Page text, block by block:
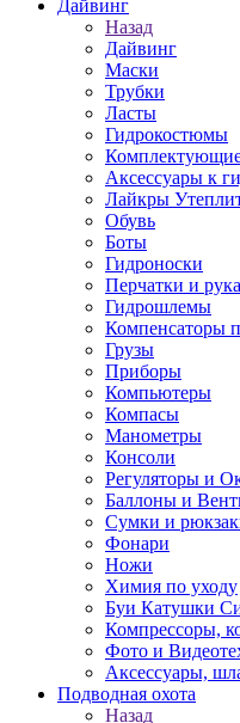
Дайвинг
Назад
Дайвинг
Маски
Трубки
Ласты
Гидрокостюмы
Комплектующие
Аксессуары к
Лайкры
Обувь
Боты
Гидроноски
Перчатки и
Гидрошлемы
Компенсаторы
Грузы
Приборы
Компьютеры
Компасы
Манометры
Консоли
Регуляторы и
Баллоны и
Сумки и
Фонари
Ножи
Химия по уходу
Буи Катушки
Компрессоры,
Фото и
Аксессуары,
Подводная охота
Назад